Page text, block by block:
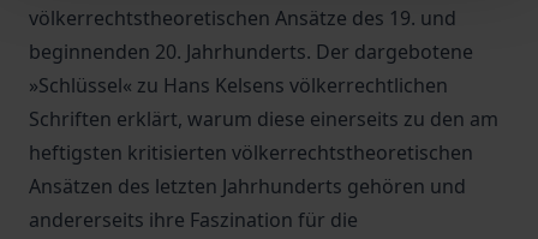
völkerrechtstheoretischen Ansätze des 19. und
beginnenden 20. Jahrhunderts. Der dargebotene
»Schlüssel« zu Hans Kelsens völkerrechtlichen
Schriften erklärt, warum diese einerseits zu den am
heftigsten kritisierten völkerrechtstheoretischen
Ansätzen des letzten Jahrhunderts gehören und
andererseits ihre Faszination für die